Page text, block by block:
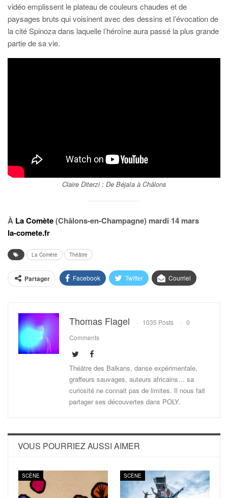
vidéo emplissent le plateau de couleurs chaudes et de
paysages bruts qui voisinent avec des dessins et l’évocation de
la cité Spinoza dans laquelle l’héroïne aura passé la plus grande
partie de sa vie.
Claire Diterzi : De Béjaïa à Châlons
À La Comète(Châlons-en-Champagne) mardi 14 mars
la-comete.fr
La Comète Théâtre
Partager Facebook Twitter Courriel
Thomas Flagel 1035 Posts
0
Comments
Théâtre des Balkans, danse expérimentale,
graffeurs sauvages, auteurs africains… sa
curiosité ne connait pas de limites. Il nous fait
partager ses découvertes dans POLY.
VOUS POURRIEZ AUSSI AIMER
SCÈNE SCÈNE